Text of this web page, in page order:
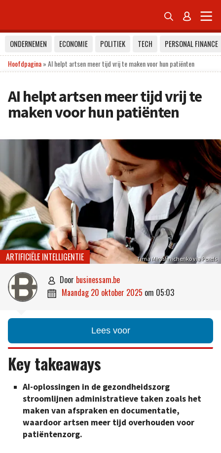
 
ONDERNEMEN ECONOMIE POLITIEK TECH
PERSONAL FINANCE
Hoofdpagina»AI helpt artsen meer tijd vrij te maken voor hun patiënten
AI helpt artsen meer tijd vrij te
maken voor hun patiënten
Tima Miroshnichenko via Pexels
ARTIFICIËLE INTELLIGENTIE
 door businessam.be
 maandag 20 oktober 2025 om 05:03
Lees voor
Key takeaways
AI-oplossingen in de gezondheidszorg
stroomlijnen administratieve taken zoals het
maken van afspraken en documentatie,
waardoor artsen meer tijd overhouden voor
patiëntenzorg.